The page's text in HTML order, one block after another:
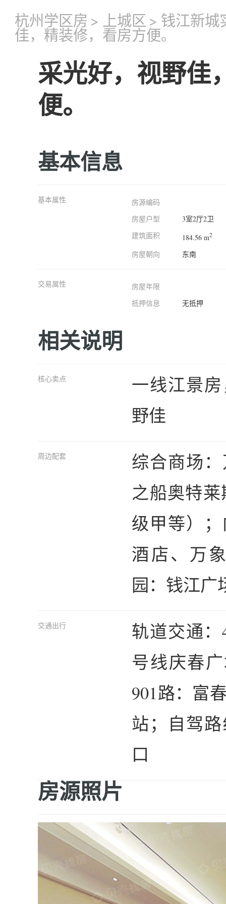
杭州学区房 > 上城区 > 钱江新城
佳，精装修，看房方便。
采光好，视野佳
便。
基本信息
基本属性
房源编码
房屋户型
3室2厅2卫
建筑面积
184.56 m2
房屋朝向 东南
交易属性
房屋年限
抵押信息
无抵押
相关说明
核心卖点
一线江景
野佳
周边配套
综合商场
之船奥特
级甲等）
酒店、万
园：钱江广
交通出行
轨道交通
号线庆春
901路：富
站；自驾
口
房源照片